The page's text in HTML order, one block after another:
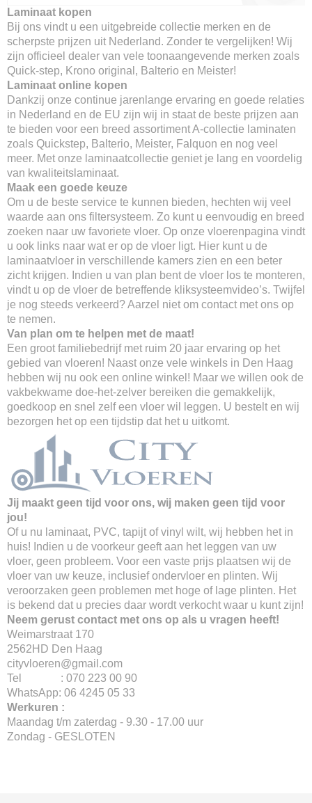
Laminaat kopen
Bij ons vindt u een uitgebreide collectie merken en de
scherpste prijzen uit Nederland. Zonder te vergelijken! Wij
zijn officieel dealer van vele toonaangevende merken zoals
Quick-step, Krono original, Balterio en Meister!
Laminaat online kopen
Dankzij onze continue jarenlange ervaring en goede relaties
in Nederland en de EU zijn wij in staat de beste prijzen aan
te bieden voor een breed assortiment A-collectie laminaten
zoals Quickstep, Balterio, Meister, Falquon en nog veel
meer. Met onze laminaatcollectie geniet je lang en voordelig
van kwaliteitslaminaat.
Maak een goede keuze
Om u de beste service te kunnen bieden, hechten wij veel
waarde aan ons filtersysteem. Zo kunt u eenvoudig en breed
zoeken naar uw favoriete vloer. Op onze vloerenpagina vindt
u ook links naar wat er op de vloer ligt. Hier kunt u de
laminaatvloer in verschillende kamers zien en een beter
zicht krijgen. Indien u van plan bent de vloer los te monteren,
vindt u op de vloer de betreffende kliksysteemvideo’s. Twijfel
je nog steeds verkeerd? Aarzel niet om contact met ons op
te nemen.
Van plan om te helpen met de maat!
Een groot familiebedrijf met ruim 20 jaar ervaring op het
gebied van vloeren! Naast onze vele winkels in Den Haag
hebben wij nu ook een online winkel! Maar we willen ook de
vakbekwame doe-het-zelver bereiken die gemakkelijk,
goedkoop en snel zelf een vloer wil leggen. U bestelt en wij
bezorgen het op een tijdstip dat het u uitkomt.
Jij maakt geen tijd voor ons, wij maken geen tijd voor
jou!
Of u nu laminaat, PVC, tapijt of vinyl wilt, wij hebben het in
huis! Indien u de voorkeur geeft aan het leggen van uw
vloer, geen probleem. Voor een vaste prijs plaatsen wij de
vloer van uw keuze, inclusief ondervloer en plinten. Wij
veroorzaken geen problemen met hoge of lage plinten. Het
is bekend dat u precies daar wordt verkocht waar u kunt zijn!
Neem gerust contact met ons op als u vragen heeft!
Weimarstraat 170
2562HD Den Haag
cityvloeren@gmail.com
Tel : 070 223 00 90
WhatsApp: 06 4245 05 33
Werkuren :
Maandag t/m zaterdag - 9.30 - 17.00 uur
Zondag - GESLOTEN